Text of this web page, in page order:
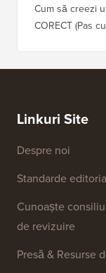
Cum să creezi
CORECT (Pas
Linkuri Site
Despre noi
Standarde
Cunoaște
de revizuire
Presă & Resurse